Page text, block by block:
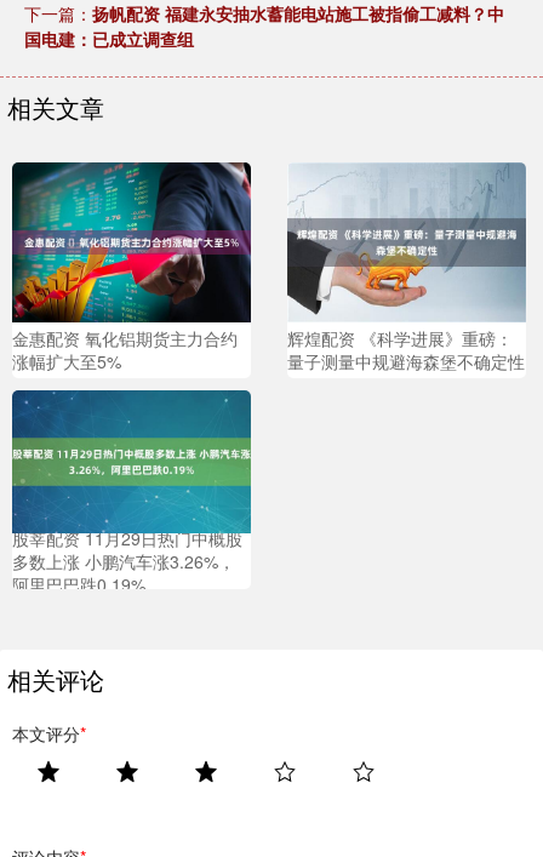
下一篇： 扬帆配资 福建永安抽水蓄能电站施工被指偷工减料？中
国电建：已成立调查组
相关文章
金惠配资 ​氧化铝期货主力合约
涨幅扩大至5%
辉煌配资 《科学进展》重磅：
量子测量中规避海森堡不确定性
股莘配资 11月29日热门中概股
多数上涨 小鹏汽车涨3.26%，
阿里巴巴跌0.19%
相关评论
本文评分*